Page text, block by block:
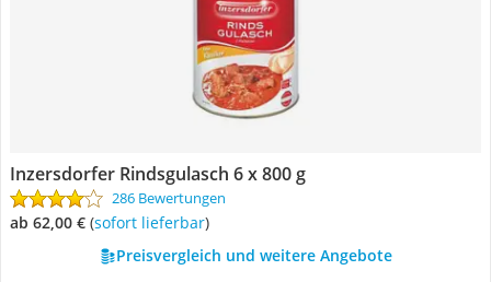
Inzersdorfer Rindsgulasch 6 x 800 g
286 Bewertungen
ab 62,00 € ( Sofort lieferbar)
Preisvergleich und weitere Angebote